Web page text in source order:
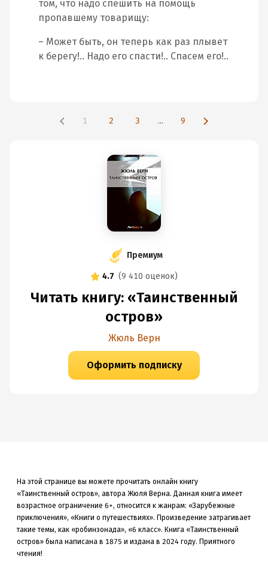
том, что надо спешить на помощь
пропавшему товарищу:
– Может быть, он теперь как раз плывет
к берегу!.. Надо его спасти!.. Спасем его!..
1 2 3 ... 9
Премиум
4.7 (9 410 оценок)
Читать книгу: «Таинственный
остров»
Жюль Верн
Оформить подписку
На этой странице вы можете прочитать онлайн книгу
«Таинственный остров», автора Жюля Верна. Данная книга имеет
возрастное ограничение 6+, относится к жанрам: «Зарубежные
приключения», «Книги о путешествиях». Произведение затрагивает
такие темы, как «робинзонада», «6 класс». Книга «Таинственный
остров» была написана в 1875 и издана в 2024 году. Приятного
чтения!